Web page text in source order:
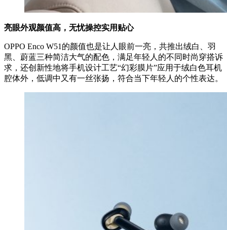
亮眼外观颜值高，无忧操控实用贴心
OPPO Enco W51的颜值也是让人眼前一亮，共推出绒白、羽
黑、蔚蓝三种简洁大气的配色，满足年轻人的不同时尚穿搭诉
求，还创新性地将手机设计工艺“幻彩膜片”应用于绒白色耳机
腔体外，低调中又有一丝张扬，符合当下年轻人的个性表达。